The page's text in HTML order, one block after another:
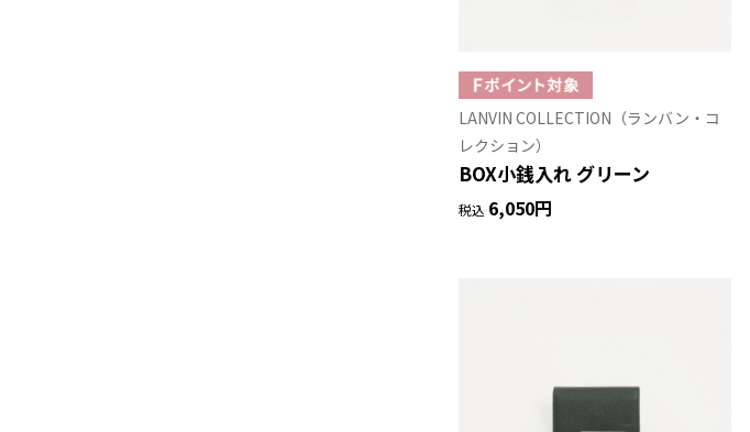
LANVIN COLLECTION（ランバン・コ
レクション）
BOX小銭入れ グリーン
税込 6,050円